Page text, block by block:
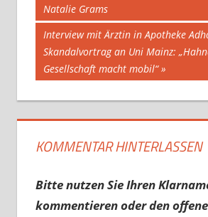
Natalie Grams
Nächster
Beitrag:
Interview mit Ärztin in Apotheke
Skandalvortrag an Uni Mainz:
Gesellschaft macht mobil“
KOMMENTAR HINTERLASSEN
Bitte nutzen Sie Ihren
kommentieren oder den